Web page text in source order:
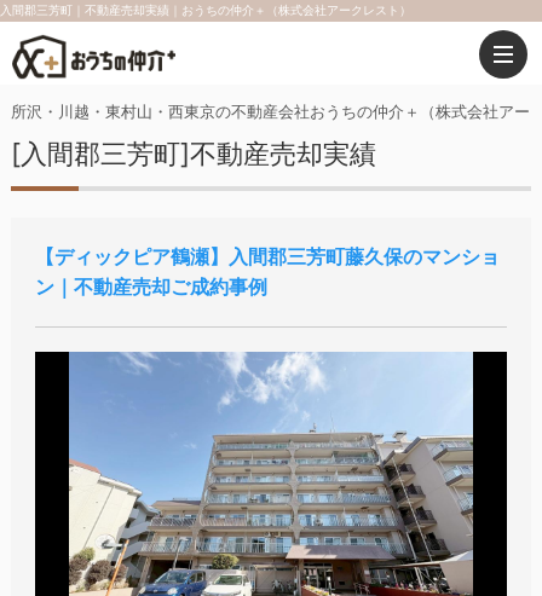
入間郡三芳町｜不動産売却実績｜おうちの仲介＋（株式会社アークレスト）
所沢・川越・東村山・西東京の不動産会社おうちの仲介＋（株式会社アー
[入間郡三芳町]不動産売却実績
ディックピア鶴瀬
入間郡三芳町藤久保のマンショ
ン｜不動産売却ご成約事例